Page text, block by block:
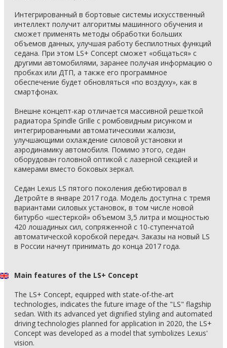
Интегрированный в бортовые системы искусственный
интеллект получит алгоритмы машинного обучения и
сможет применять методы обработки больших
объемов данных, улучшая работу беспилотных функций
седана. При этом LS+ Concept сможет «общаться» с
другими автомобилями, заранее получая информацию о
пробках или ДТП, а также его программное
обеспечение будет обновляться «по воздуху», как в
смартфонах.
Внешне концепт-кар отличается массивной решеткой
радиатора Spindle Grille с ромбовидным рисунком и
интегрированными автоматическими жалюзи,
улучшающими охлаждение силовой установки и
аэродинамику автомобиля. Помимо этого, седан
оборудован головной оптикой c лазерной секцией и
камерами вместо боковых зеркал.
Седан Lexus LS пятого поколения дебютировал в
Детройте в январе 2017 года. Модель доступна с тремя
вариантами силовых установок, в том числе новой
битурбо «шестеркой» объемом 3,5 литра и мощностью
420 лошадиных сил, сопряженной с 10-ступенчатой
автоматической коробкой передач. Заказы на новый LS
в России начнут принимать до конца 2017 года.
Main features of the LS+ Concept
The LS+ Concept, equipped with state-of-the-art
technologies, indicates the future image of the "LS" flagship
sedan. With its advanced yet dignified styling and automated
driving technologies planned for application in 2020, the LS+
Concept was developed as a model that symbolizes Lexus'
vision.